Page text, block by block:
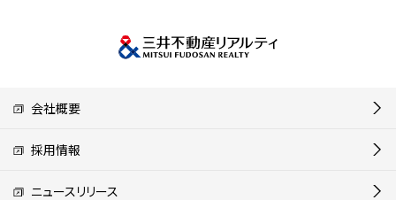
会社概要
採用情報
ニュースリリース